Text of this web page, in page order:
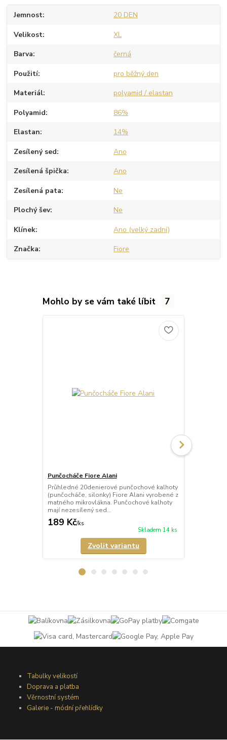
Jemnost 20 DEN
Velikost XL
Barva černá
Použití pro běžný den
Materiál polyamid / elastan
Polyamid 86%
Elastan 14%
Zesílený sed Ano
Zesílená špička Ano
Zesílená pata Ne
Plochý šev Ne
Klínek Ano (velký zadní)
Značka Fiore
Mohlo by se vám také líbit 7
Punčocháče Fiore Alani
Průhledné 20denierové punčochové kalhoty
(punčocháče, silonky) Fiore Alani vyrobené z
matného mikrovlákna. Punčochové kalhoty
mají nezesílený sed...
189 Kč/ks
Skladem 14 ks
Zvolit variantu
Tabulky velikostí
Doprava a platba
Věrnostní systém
Galerie - módní přehlídky